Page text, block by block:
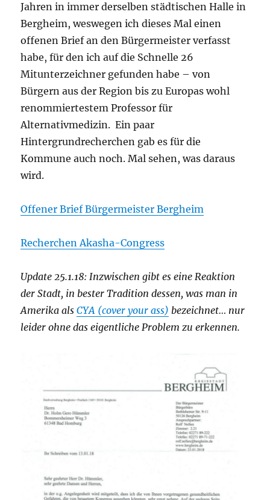
Jahren in immer derselben städtischen Halle in
Bergheim, weswegen ich dieses Mal einen
offenen Brief an den Bürgermeister verfasst
habe, für den ich auf die Schnelle 26
Mitunterzeichner gefunden habe – von
Bürgern aus der Region bis zu Europas wohl
renommiertestem Professor für
Alternativmedizin. Ein paar
Hintergrundrecherchen gab es für die
Kommune auch noch. Mal sehen, was daraus
wird.
Offener Brief Bürgermeister Bergheim
Recherchen Akasha-Congress
Update 25.1.18: Inzwischen gibt es eine Reaktion
der Stadt, in bester Tradition dessen, was man in
Amerika alsCYA (cover your ass) bezeichnet… nur
leider ohne das eigentliche Problem zu erkennen.